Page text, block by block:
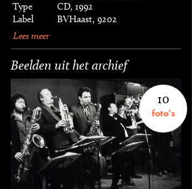
Type
CD, 1992
Label
BVHaast, 9202
Lees meer
Beelden uit het archief
10
foto's